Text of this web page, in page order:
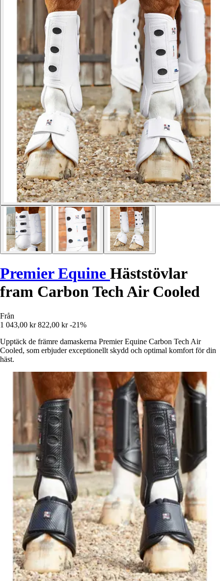
Premier Equine Häststövlar
fram Carbon Tech Air Cooled
Från
1 043,00 kr 822,00 kr -21%
Upptäck de främre damaskerna Premier Equine Carbon Tech Air
Cooled, som erbjuder exceptionellt skydd och optimal komfort för din
häst.